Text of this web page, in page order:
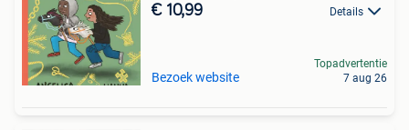
€ 10,99 Details
Bezoek website
Topadvertentie
7 aug 26